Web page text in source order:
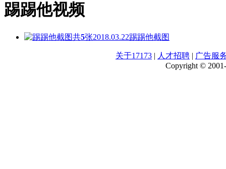
踢踢他视频
共5张2018.03.22踢踢他截图
关于17173 | 人才招聘 | 广告服
Copyright ©